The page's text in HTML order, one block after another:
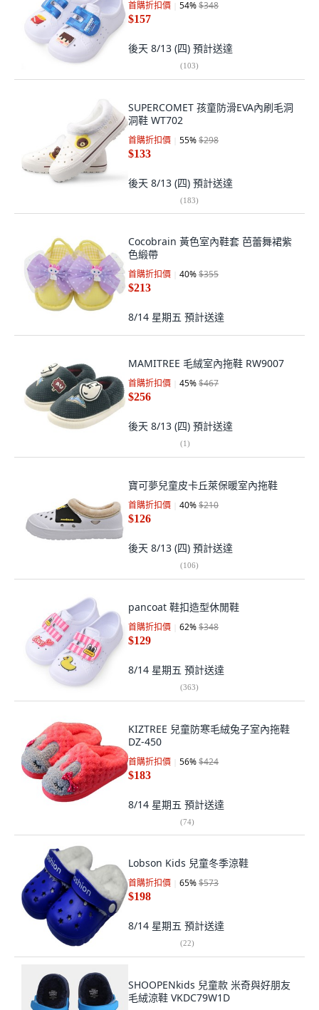
首購折扣價 54%$348
$157
後天 8/13 (四) 預計送達
(103)
SUPERCOMET 孩童防滑EVA內刷毛洞
洞鞋 WT702
首購折扣價 55%$298
$133
後天 8/13 (四) 預計送達
(183)
Cocobrain 黃色室內鞋套 芭蕾舞裙紫
色緞帶
首購折扣價 40%$355
$213
8/14 星期五 預計送達
MAMITREE 毛絨室內拖鞋 RW9007
首購折扣價 45%$467
$256
後天 8/13 (四) 預計送達
(1)
寶可夢兒童皮卡丘萊保暖室內拖鞋
首購折扣價 40%$210
$126
後天 8/13 (四) 預計送達
(106)
pancoat 鞋扣造型休閒鞋
首購折扣價 62%$348
$129
8/14 星期五 預計送達
(363)
KIZTREE 兒童防寒毛絨兔子室內拖鞋
DZ-450
首購折扣價 56%$424
$183
8/14 星期五 預計送達
(74)
Lobson Kids 兒童冬季涼鞋
首購折扣價 65%$573
$198
8/14 星期五 預計送達
(22)
SHOOPENkids 兒童款 米奇與好朋友
毛絨涼鞋 VKDC79W1D